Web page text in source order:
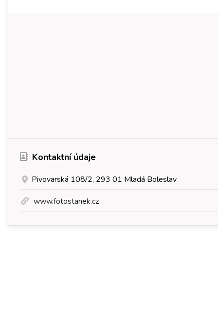
Kontaktní údaje
Pivovarská 108/2, 293 01 Mladá Boleslav
www.fotostanek.cz